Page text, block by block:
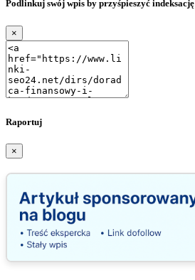
Podlinkuj swój wpis by przyśpieszyć indeksację
×
Raportuj
×